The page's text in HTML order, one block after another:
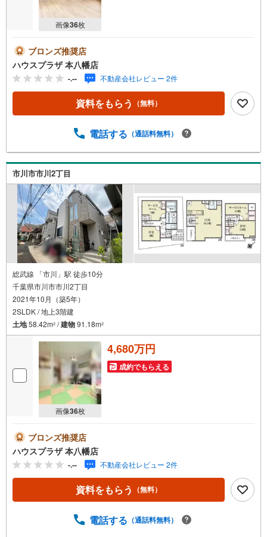
画像36枚
ブロンズ推奨店
ハウスプラザ 本八幡店
-.-- 不動産会社レビュー 2件
資料をもらう （無料）
電話する （通話料無料）
市川市市川2丁目
総武線 「市川」駅 徒歩10分
千葉県市川市市川2丁目
2021年10月（築5年）
2SLDK / 地上3階建
土地58.42m2 /建物91.18m2
画像36枚
4,680万円
成約でもらえる
ブロンズ推奨店
ハウスプラザ 本八幡店
-.-- 不動産会社レビュー 2件
資料をもらう （無料）
電話する （通話料無料）